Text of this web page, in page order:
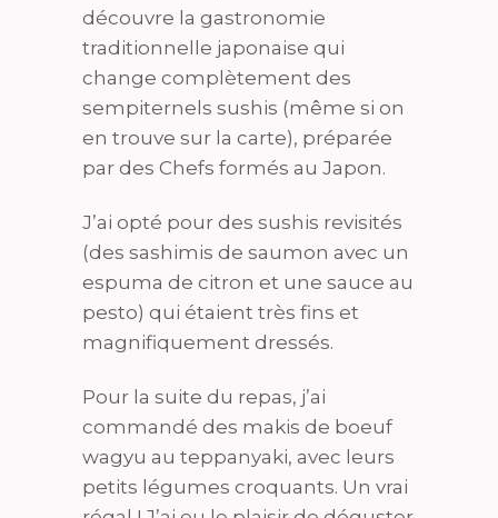
découvre la gastronomie
traditionnelle japonaise qui
change complètement des
sempiternels sushis (même si on
en trouve sur la carte), préparée
par des Chefs formés au Japon.
J’ai opté pour des sushis revisités
(des sashimis de saumon avec un
espuma de citron et une sauce au
pesto) qui étaient très fins et
magnifiquement dressés.
Pour la suite du repas, j’ai
commandé des makis de boeuf
wagyu au teppanyaki, avec leurs
petits légumes croquants. Un vrai